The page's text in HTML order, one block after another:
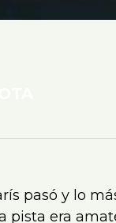
pasó y lo
pista era